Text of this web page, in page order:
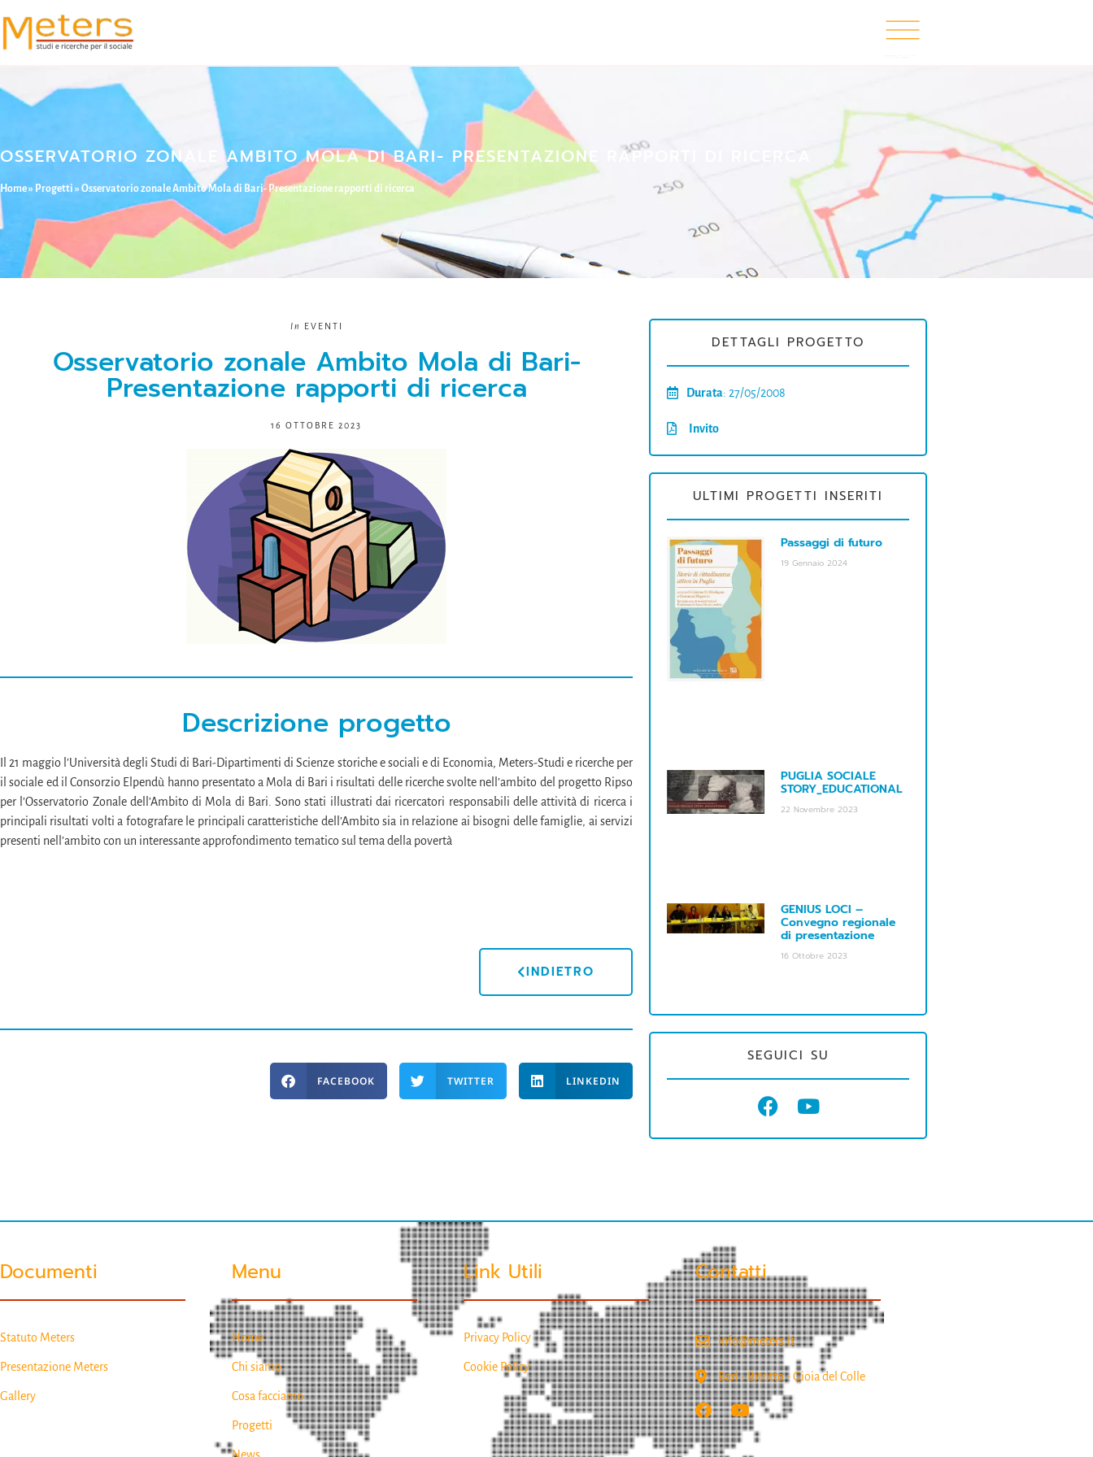
OSSERVATORIO ZONALE AMBITO MOLA DI BARI- PRESENTAZIONE RAPPORTI DI RICERCA
Home» Progetti » Osservatorio zonale Ambito Mola di Bari- Presentazione rapporti di ricerca
In EVENTI
Osservatorio zonale Ambito Mola di Bari-
Presentazione rapporti di ricerca
16 OTTOBRE 2023
Descrizione progetto
Il 21 maggio l’Università degli Studi di Bari-Dipartimenti di Scienze storiche e sociali e di Economia, Meters-Studi e ricerche per
il sociale ed il Consorzio Elpendù hanno presentato a Mola di Bari i risultati delle ricerche svolte nell’ambito del progetto Ripso
per l’Osservatorio Zonale dell’Ambito di Mola di Bari. Sono stati illustrati dai ricercatori responsabili delle attività di ricerca i
principali risultati volti a fotografare le principali caratteristiche dell’Ambito sia in relazione ai bisogni delle famiglie, ai servizi
presenti nell’ambito con un interessante approfondimento tematico sul tema della povertà
INDIETRO
FACEBOOK TWITTER LINKEDIN
DETTAGLI PROGETTO
Durata: 27/05/2008
Invito
ULTIMI PROGETTI INSERITI
Passaggi di futuro
19 Gennaio 2024
PUGLIA SOCIALE
STORY_EDUCATIONAL
22 Novembre 2023
GENIUS LOCI –
Convegno regionale
di presentazione
16 Ottobre 2023
SEGUICI SU
Documenti
Statuto Meters
Presentazione Meters
Gallery
Menu
Home
Chi siamo
Cosa facciamo
Progetti
Link Utili
Privacy Policy
Cookie Policy
Contatti
info@meters.it
Bari - Bitritto - Gioia del Colle